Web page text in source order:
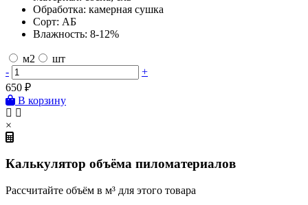
Обработка: камерная сушка
Сорт: АБ
Влажность: 8-12%
м2
шт
-
+
650 ₽
В корзину
×
Калькулятор объёма пиломатериалов
Рассчитайте объём в м³ для этого товара